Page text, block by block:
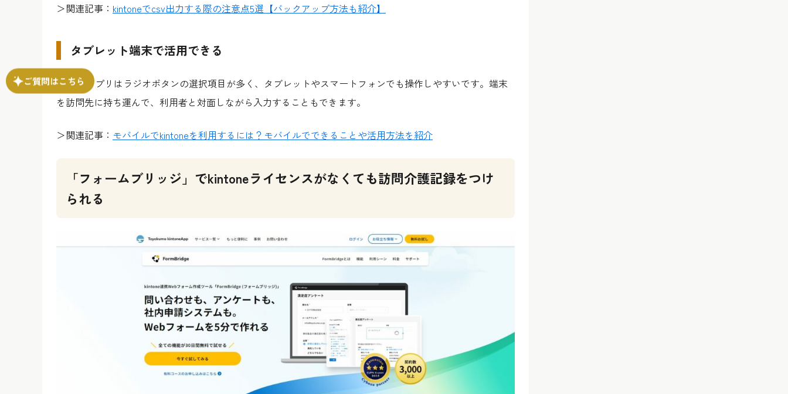
＞関連記事： kintoneでcsv出力する際の注意点5選【バックアップ方法も紹介】
タブレット端末で活用できる
kintoneアプリはラジオボタンの選択項目が多く、タブレットやスマートフォンでも操作しやすいです。端末
を訪問先に持ち運んで、利用者と対面しながら入力することもできます。
＞関連記事： モバイルでkintoneを利用するには？モバイルでできることや活用方法を紹介
「フォームブリッジ」でkintoneライセンスがなくても訪問介護記録をつけ
られる
ご質問はこちら